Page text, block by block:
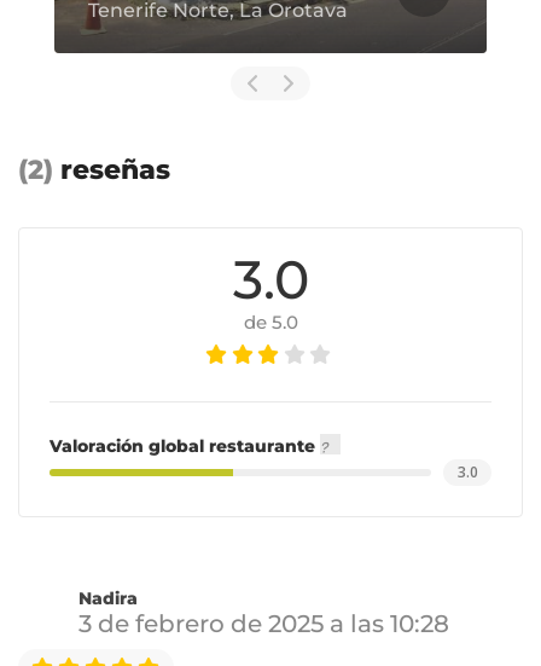
Los Realejos, Tenerife Norte
(2) reseñas
3.0
de 5.0
Valoración global restaurante
3.0
Nadira
3 de febrero de 2025 a las 10:28